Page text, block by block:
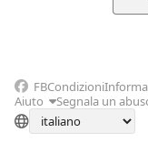
FBCondizioni
Aiuto
Segnala un